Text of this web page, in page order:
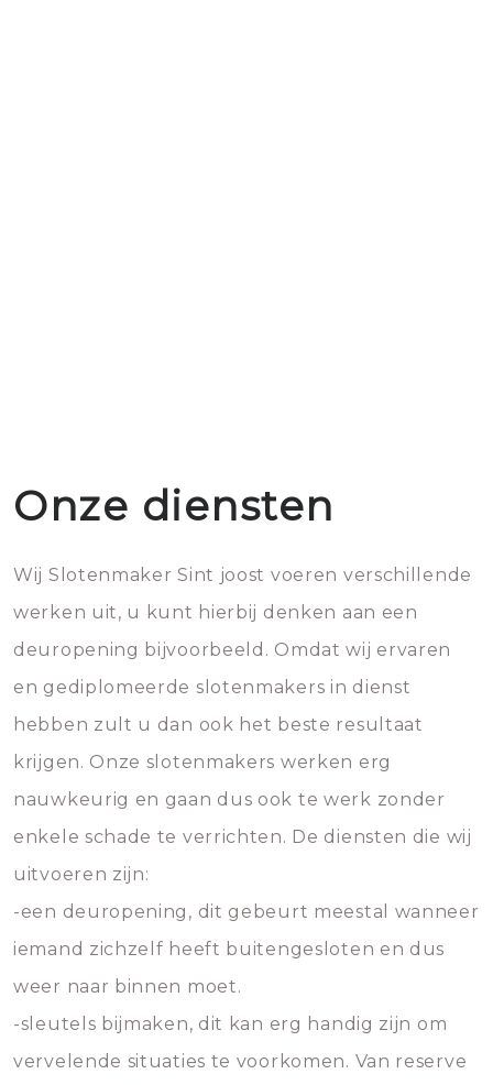
Onze diensten
Wij Slotenmaker Sint joost voeren verschillende
werken uit, u kunt hierbij denken aan een
deuropening bijvoorbeeld. Omdat wij ervaren
en gediplomeerde slotenmakers in dienst
hebben zult u dan ook het beste resultaat
krijgen. Onze slotenmakers werken erg
nauwkeurig en gaan dus ook te werk zonder
enkele schade te verrichten. De diensten die wij
uitvoeren zijn:
-een deuropening, dit gebeurt meestal wanneer
iemand zichzelf heeft buitengesloten en dus
weer naar binnen moet.
-sleutels bijmaken, dit kan erg handig zijn om
vervelende situaties te voorkomen. Van reserve